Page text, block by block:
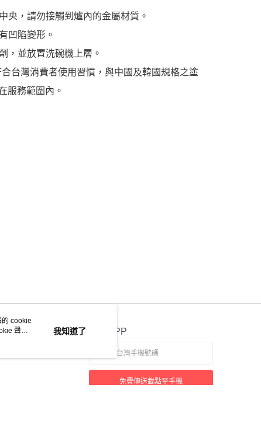
央，請勿接觸到爐內的金屬材質。
凹陷變形。
，並放置洗碗機上層。
台灣消費者使用習慣，與中國及韓國規格之塗
服務範圍內。
官方APP
免費傳送載點至手機
cookie
聲明
我知道了